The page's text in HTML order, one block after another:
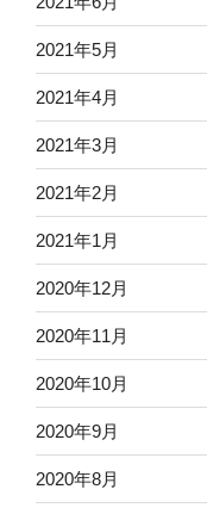
2021年5月
2021年4月
2021年3月
2021年2月
2021年1月
2020年12月
2020年11月
2020年10月
2020年9月
2020年8月